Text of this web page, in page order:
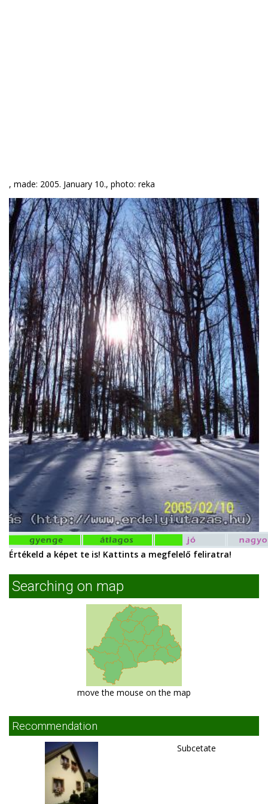
, made: 2005. January 10., photo: reka
Értékeld a képet te is! Kattints a megfelelő feliratra!
Searching on map
move the mouse on the map
Recommendation
Subcetate